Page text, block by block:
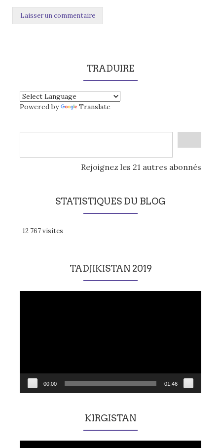
TRADUIRE
Powered by Translate
Rejoignez les 21 autres abonnés
STATISTIQUES DU BLOG
12 767 visites
TADJIKISTAN 2019
00:00 01:46
KIRGISTAN